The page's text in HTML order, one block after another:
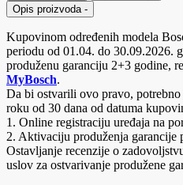
Opis proizvoda -
Kupovinom određenih modela
periodu od 01.04. do 30.09.2026.
produženu garanciju 2+3 godine,
MyBosch.
Da bi ostvarili ovo pravo,
roku od 30 dana od datuma
1. Online registraciju uređaja na
2. Aktivaciju produženja garancije
Ostavljanje recenzije o
uslov za ostvarivanje produžene